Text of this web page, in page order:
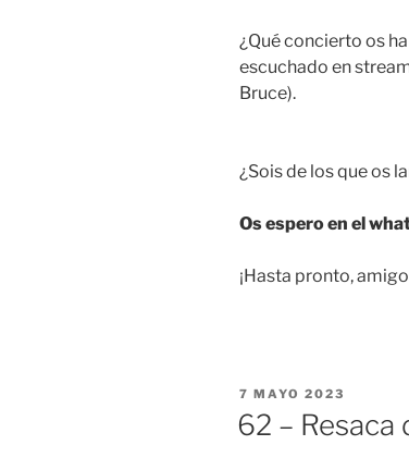
¿Qué concierto os
escuchado en
Bruce).
¿Sois de los que os
Os espero en el
¡Hasta pronto,
PUBLICADO
7 MAYO 2023
62 – Resaca